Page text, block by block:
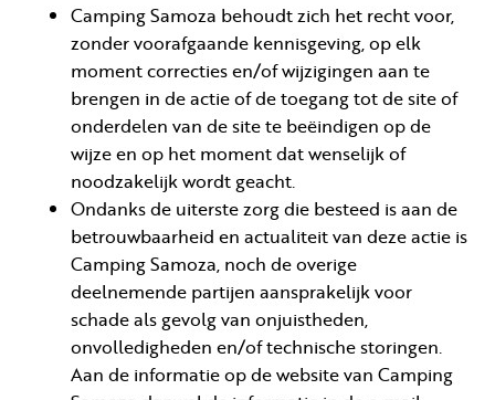
Camping Samoza behoudt zich het recht voor,
zonder voorafgaande kennisgeving, op elk
moment correcties en/of wijzigingen aan te
brengen in de actie of de toegang tot de site of
onderdelen van de site te beëindigen op de
wijze en op het moment dat wenselijk of
noodzakelijk wordt geacht.
Ondanks de uiterste zorg die besteed is aan de
betrouwbaarheid en actualiteit van deze actie is
Camping Samoza, noch de overige
deelnemende partijen aansprakelijk voor
schade als gevolg van onjuistheden,
onvolledigheden en/of technische storingen.
Aan de informatie op de website van Camping